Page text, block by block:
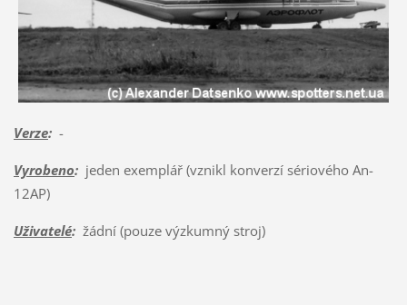
Verze:-
Vyrobeno:jeden exemplář (vznikl konverzí sériového An-
12AP)
Uživatelé:žádní (pouze výzkumný stroj)